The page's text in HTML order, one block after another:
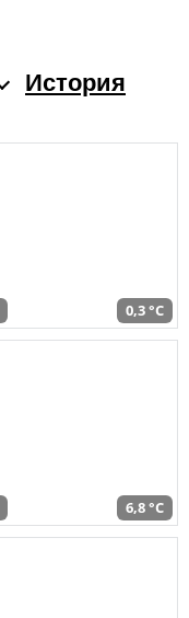
История
0,3 °C
6,8 °C